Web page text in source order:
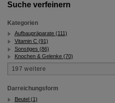
Suche verfeinern
Kategorien
Aufbaupräparate (111)
Vitamin C (91)
Sonstiges (86)
Knochen & Gelenke (70)
Darreichungsform
Beutel (1)